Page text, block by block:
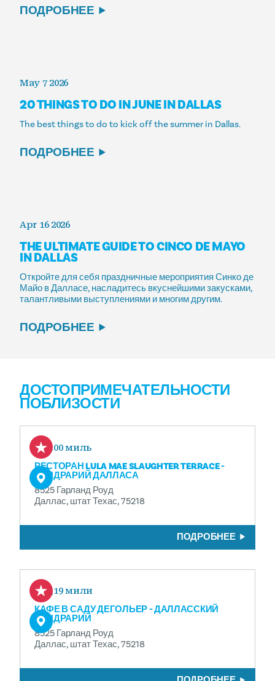
ПОДРОБНЕЕ
May 7 2026
20 THINGS TO DO IN JUNE IN DALLAS
The best things to do to kick off the summer in Dallas.
ПОДРОБНЕЕ
Apr 16 2026
THE ULTIMATE GUIDE TO CINCO DE MAYO
IN DALLAS
Откройте для себя праздничные мероприятия Синко де
Майо в Далласе, насладитесь вкуснейшими закусками,
талантливыми выступлениями и многим другим.
ПОДРОБНЕЕ
ДОСТОПРИМЕЧАТЕЛЬНОСТИ
ПОБЛИЗОСТИ
0.00 миль
РЕСТОРАН LULA MAE SLAUGHTER TERRACE -
ДЕНДРАРИЙ ДАЛЛАСА
8525 Гарланд Роуд
Даллас, штат Техас, 75218
ПОДРОБНЕЕ
0,19 мили
КАФЕ В САДУ ДЕГОЛЬЕР - ДАЛЛАССКИЙ
ДЕНДРАРИЙ
8525 Гарланд Роуд
Даллас, штат Техас, 75218